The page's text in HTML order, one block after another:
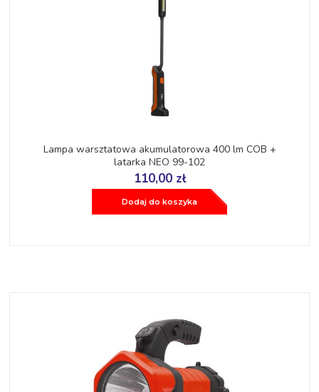
Lampa warsztatowa akumulatorowa 400 lm COB +
latarka NEO 99-102
110,00 zł
Dodaj do koszyka